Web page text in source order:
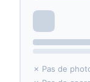
✗ Pas de